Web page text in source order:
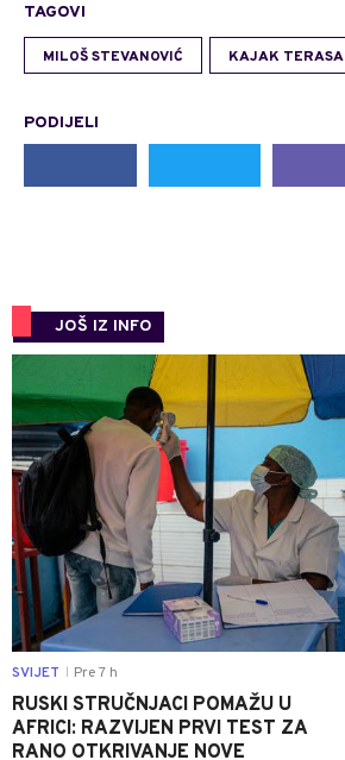
TAGOVI
MILOŠ STEVANOVIĆ KAJAK TERASA
PODIJELI
JOŠ IZ INFO
SVIJET Pre 7 h
RUSKI STRUČNJACI POMAŽU U
AFRICI: RAZVIJEN PRVI TEST ZA
RANO OTKRIVANJE NOVE